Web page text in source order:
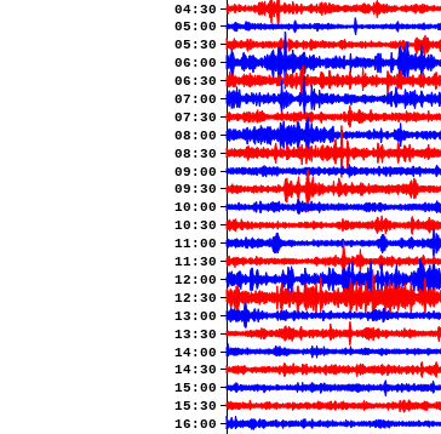
04:30
05:00
05:30
06:00
06:30
07:00
07:30
08:00
08:30
09:00
09:30
10:00
10:30
11:00
11:30
12:00
12:30
13:00
13:30
14:00
14:30
15:00
15:30
16:00